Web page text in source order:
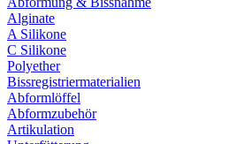
Alginate
A Silikone
C Silikone
Polyether
Bissregistriermaterialien
Abformlöffel
Abformzubehör
Artikulation